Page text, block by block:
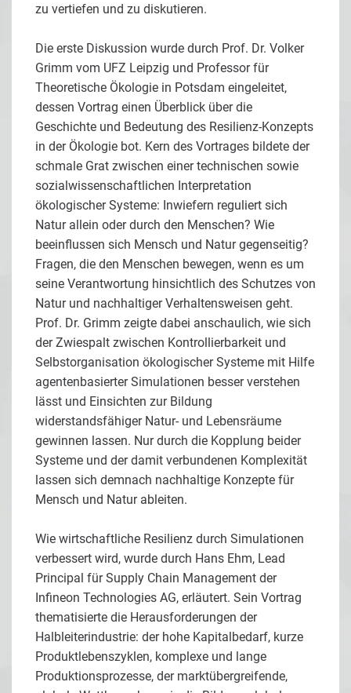
zu vertiefen und zu diskutieren.
Die erste Diskussion wurde durch Prof. Dr. Volker
Grimm vom UFZ Leipzig und Professor für
Theoretische Ökologie in Potsdam eingeleitet,
dessen Vortrag einen Überblick über die
Geschichte und Bedeutung des Resilienz-Konzepts
in der Ökologie bot. Kern des Vortrages bildete der
schmale Grat zwischen einer technischen sowie
sozialwissenschaftlichen Interpretation
ökologischer Systeme: Inwiefern reguliert sich
Natur allein oder durch den Menschen? Wie
beeinflussen sich Mensch und Natur gegenseitig?
Fragen, die den Menschen bewegen, wenn es um
seine Verantwortung hinsichtlich des Schutzes von
Natur und nachhaltiger Verhaltensweisen geht.
Prof. Dr. Grimm zeigte dabei anschaulich, wie sich
der Zwiespalt zwischen Kontrollierbarkeit und
Selbstorganisation ökologischer Systeme mit Hilfe
agentenbasierter Simulationen besser verstehen
lässt und Einsichten zur Bildung
widerstandsfähiger Natur- und Lebensräume
gewinnen lassen. Nur durch die Kopplung beider
Systeme und der damit verbundenen Komplexität
lassen sich demnach nachhaltige Konzepte für
Mensch und Natur ableiten.
Wie wirtschaftliche Resilienz durch Simulationen
verbessert wird, wurde durch Hans Ehm, Lead
Principal für Supply Chain Management der
Infineon Technologies AG, erläutert. Sein Vortrag
thematisierte die Herausforderungen der
Halbleiterindustrie: der hohe Kapitalbedarf, kurze
Produktlebenszyklen, komplexe und lange
Produktionsprozesse, der marktübergreifende,